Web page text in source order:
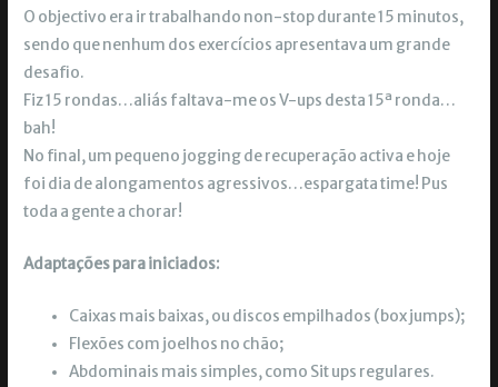
O objectivo era ir trabalhando non-stop durante 15 minutos,
sendo que nenhum dos exercícios apresentava um grande
desafio.
Fiz 15 rondas…aliás faltava-me os V-ups desta 15ª ronda…
bah!
No final, um pequeno jogging de recuperação activa e hoje
foi dia de alongamentos agressivos…espargata time! Pus
toda a gente a chorar!
Adaptações para iniciados:
Caixas mais baixas, ou discos empilhados (box jumps);
Flexões com joelhos no chão;
Abdominais mais simples, como Sit ups regulares.